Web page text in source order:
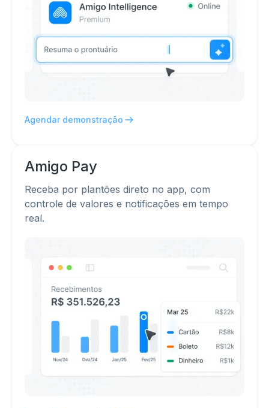
Agendar demonstração
Amigo Pay
Receba por plantões direto no app, com
controle de valores e notificações em tempo
real.